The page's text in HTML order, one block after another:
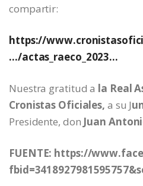
compartir:
https://
…/actas_raeco_2023…
Nuestra gratitud a la Real
Cronistas Oficiales, a su J
Presidente, don Juan
FUENTE: https://